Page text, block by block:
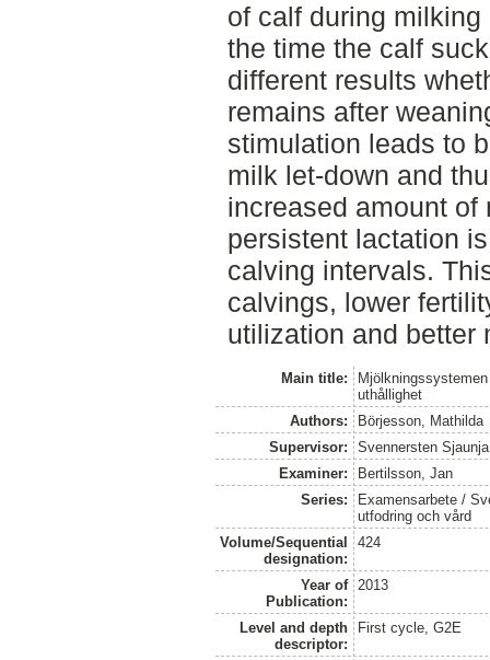
of calf during
the time the calf
different results
remains after
stimulation leads to
milk let-down and
increased amount of
persistent lactation
calving intervals.
calvings, lower
utilization and better
Main title:
uthållighet
Authors:
Börjesson, Mathilda
Supervisor:
Svennersten
Examiner:
Bertilsson, Jan
Series:
Examensarbete /
utfodring och vård
Volume/Sequential
designation:
424
Year of
Publication:
2013
Level and depth
descriptor:
First cycle, G2E